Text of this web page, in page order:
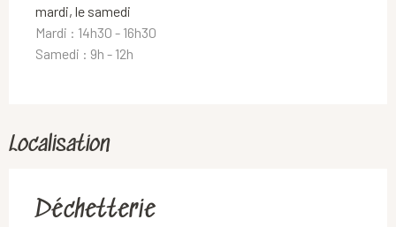
mardi, le samedi
Mardi : 14h30 - 16h30
Samedi : 9h - 12h
Localisation
Déchetterie